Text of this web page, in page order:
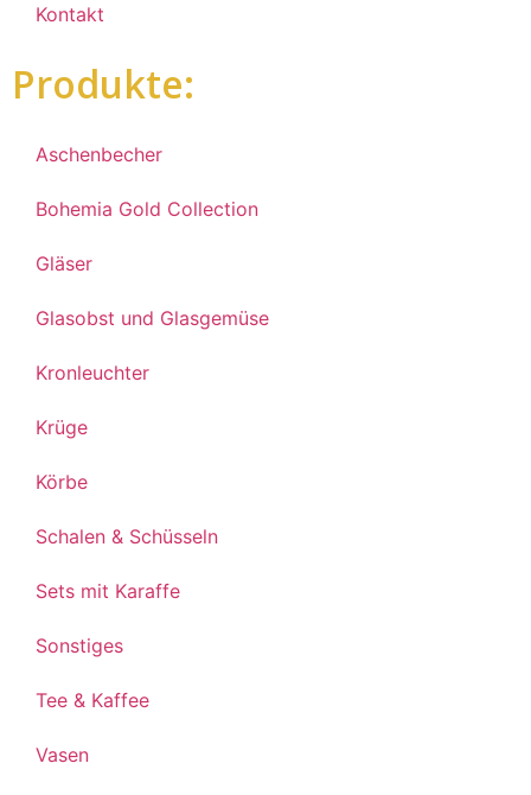
Kontakt
Produkte:
Aschenbecher
Bohemia Gold Collection
Gläser
Glasobst und Glasgemüse
Kronleuchter
Krüge
Körbe
Schalen & Schüsseln
Sets mit Karaffe
Sonstiges
Tee & Kaffee
Vasen